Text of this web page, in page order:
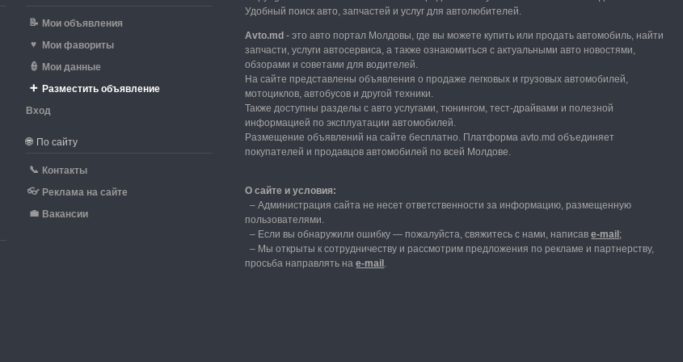
📝 Мои объявления
♥
Мои фавориты
👮 Мои данные
➕ Разместить объявление
Вход
🌐 По сайту
📞 Контакты
👓 Реклама на сайте
💼 Вакансии
Удобный поиск авто, запчастей и услуг для автолюбителей.
Avto.md - это авто портал Молдовы, где вы можете купить или продать автомобиль, найти
запчасти, услуги автосервиса, а также ознакомиться с актуальными авто новостями,
обзорами и советами для водителей.
На сайте представлены объявления о продаже легковых и грузовых автомобилей,
мотоциклов, автобусов и другой техники.
Также доступны разделы с авто услугами,тюнингом, тест-драйвами и полезной
информацией по эксплуатации автомобилей.
Размещение объявлений на сайте бесплатно. Платформа avto.md объединяет
покупателей и продавцов автомобилей по всей Молдове.
О сайте и условия:
–Администрация сайта не несет ответственности за информацию, размещенную
пользователями.
– Если вы обнаружили ошибку — пожалуйста, свяжитесь с нами, написаве-mail ;
– Мы открыты к сотрудничеству и рассмотрим предложения по рекламе и партнерству,
просьба направлять нае-mail .